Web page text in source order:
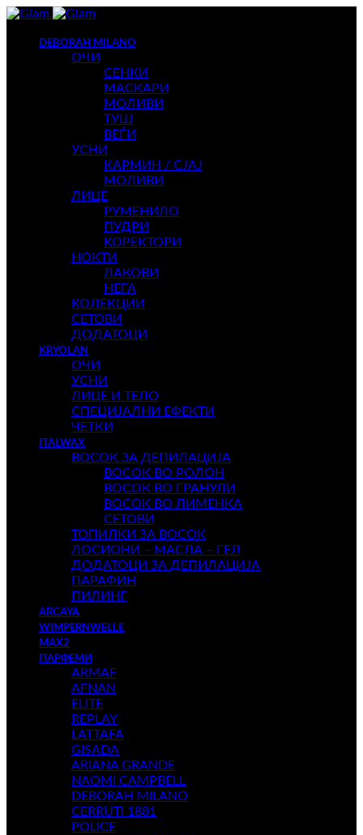
DEBORAH MILANO
ОЧИ
СЕНКИ
МАСКАРИ
МОЛИВИ
ТУШ
ВЕЃИ
УСНИ
КАРМИН / СЈАЈ
МОЛИВИ
ЛИЦЕ
РУМЕНИЛО
ПУДРИ
КОРЕКТОРИ
НОКТИ
ЛАКОВИ
НЕГА
КОЛЕКЦИИ
СЕТОВИ
ДОДАТОЦИ
KRYOLAN
ОЧИ
УСНИ
ЛИЦЕ И ТЕЛО
СПЕЦИЈАЛНИ ЕФЕКТИ
ЧЕТКИ
ITALWAX
ВОСОК ЗА ДЕПИЛАЦИЈА
ВОСОК ВО РОЛОН
ВОСОК ВО ГРАНУЛИ
ВОСОК ВО ЛИМЕНКА
СЕТОВИ
ТОПИЛКИ ЗА ВОСОК
ЛОСИОНИ – МАСЛА – ГЕЛ
ДОДАТОЦИ ЗА ДЕПИЛАЦИЈА
ПАРАФИН
ПИЛИНГ
ARCAYA
WIMPERNWELLE
MAX2
ПАРФЕМИ
ARMAF
AFNAN
ELITE
REPLAY
LATTAFA
GISADA
ARIANA GRANDE
NAOMI CAMPBELL
DEBORAH MILANO
CERRUTI 1881
POLICE